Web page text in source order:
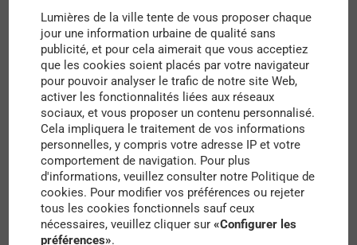
géométries comme un corps sculptural qui s’agite
dans une étreinte architecturale voluptueuse. De
nombreuses constructions architecturales
s’appuient, volontairement ou involontairement, sur
des valeurs métaphoriques et sur la symbolique
sexuelle.
Le sens sémantique, métaphorique et symbolique
de l’architecture est une constante à travers les
âges, indépendamment du style et de la période
Lumières de la ville tente de vous proposer chaque
jour une information urbaine de qualité sans
publicité, et pour cela aimerait que vous acceptiez
que les cookies soient placés par votre navigateur
pour pouvoir analyser le trafic de notre site Web,
activer les fonctionnalités liées aux réseaux
sociaux, et vous proposer un contenu personnalisé.
Cela impliquera le traitement de vos informations
personnelles, y compris votre adresse IP et votre
comportement de navigation. Pour plus
d'informations, veuillez consulter notre Politique de
cookies. Pour modifier vos préférences ou rejeter
tous les cookies fonctionnels sauf ceux
nécessaires, veuillez cliquer sur«Configurer les
préférences».